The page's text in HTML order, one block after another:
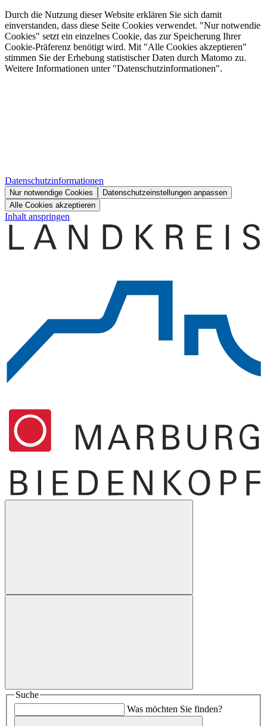
Durch die Nutzung dieser Website erklären Sie sich damit
einverstanden, dass diese Seite Cookies verwendet. "Nur notwendie
Cookies" setzt ein einzelnes Cookie, das zur Speicherung Ihrer
Cookie-Präferenz benötigt wird. Mit "Alle Cookies akzeptieren"
stimmen Sie der Erhebung statistischer Daten durch Matomo zu.
Weitere Informationen unter "Datenschutzinformationen".
Datenschutzinformationen
Nur notwendige Cookies
Datenschutzeinstellungen anpassen
Alle Cookies akzeptieren
Inhalt anspringen
Suche
Was möchten Sie finden?